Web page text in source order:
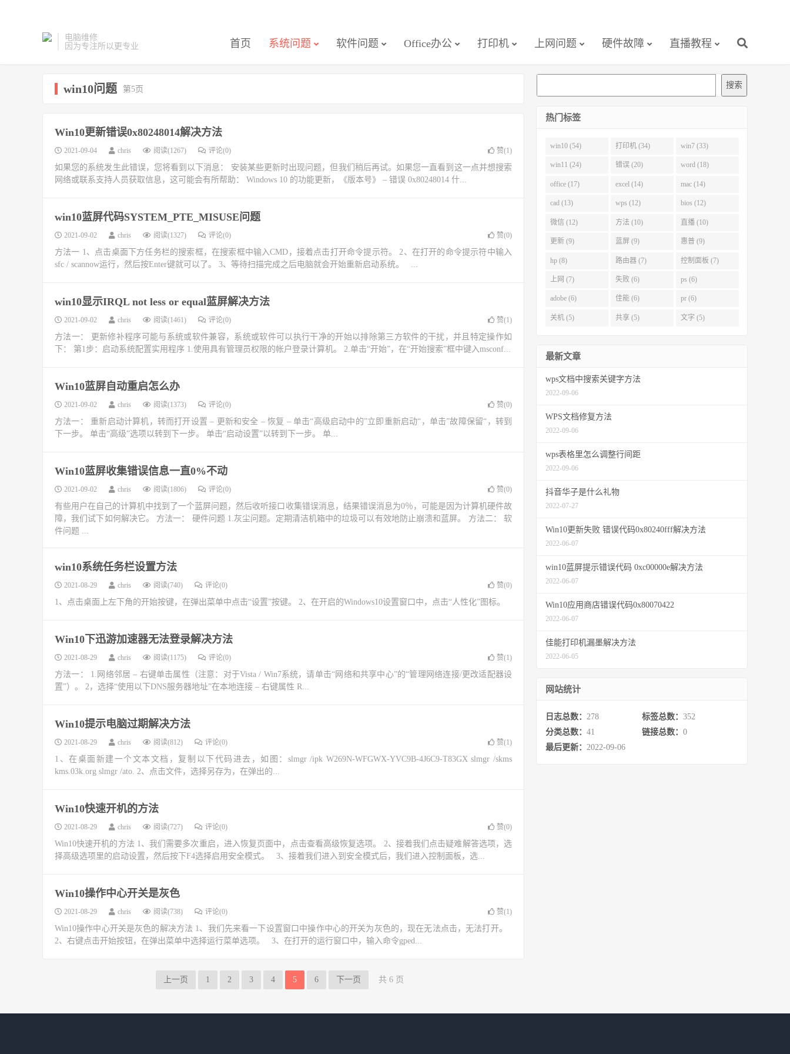
电脑维修
因为专注所以更专业
首页 系统问题 软件问题 Office办公 打印机 上网问题 硬件故障 直播教程
win10问题 第5页
Win10更新错误0x80248014解决方法
2021-09-04 chris 阅读(1267) 评论(0) 赞(1)
如果您的系统发生此错误，您将看到以下消息： 安装某些更新时出现问题，但我们稍后再试。如果您一直看到这一点并想搜索
网络或联系支持人员获取信息，这可能会有所帮助： Windows 10 的功能更新，《版本号》 – 错误 0x80248014 什...
win10蓝屏代码SYSTEM_PTE_MISUSE问题
2021-09-02 chris 阅读(1327) 评论(0) 赞(0)
方法一 1、点击桌面下方任务栏的搜索框，在搜索框中输入CMD，接着点击打开命令提示符。 2、在打开的命令提示符中输入
sfc / scannow运行，然后按Enter键就可以了。 3、等待扫描完成之后电脑就会开始重新启动系统。 ...
win10显示IRQL not less or equal蓝屏解决方法
2021-09-02 chris 阅读(1461) 评论(0) 赞(1)
方法一： 更新修补程序可能与系统或软件兼容，系统或软件可以执行干净的开始以排除第三方软件的干扰，并且特定操作如
下： 第1步：启动系统配置实用程序 1.使用具有管理员权限的帐户登录计算机。 2.单击“开始”，在“开始搜索”框中键入msconf...
Win10蓝屏自动重启怎么办
2021-09-02 chris 阅读(1373) 评论(0) 赞(0)
方法一： 重新启动计算机，转而打开设置 – 更新和安全 – 恢复 – 单击“高级启动中的”立即重新启动“，单击”故障保留“，转到
下一步。 单击“高级”选项以转到下一步。 单击“启动设置”以转到下一步。 单...
Win10蓝屏收集错误信息一直0%不动
2021-09-02 chris 阅读(1806) 评论(0) 赞(0)
有些用户在自己的计算机中找到了一个蓝屏问题，然后收听接口收集错误消息，结果错误消息为0％，可能是因为计算机硬件故
障，我们试下如何解决它。 方法一： 硬件问题 1.灰尘问题。定期清洁机箱中的垃圾可以有效地防止崩溃和蓝屏。 方法二： 软
件问题 ...
win10系统任务栏设置方法
2021-08-29 chris 阅读(740) 评论(0) 赞(0)
1、点击桌面上左下角的开始按键，在弹出菜单中点击“设置”按键。 2、在开启的Windows10设置窗口中，点击“人性化”图标。
Win10下迅游加速器无法登录解决方法
2021-08-29 chris 阅读(1175) 评论(0) 赞(1)
方法一： 1.网络邻居 – 右键单击属性（注意：对于Vista / Win7系统，请单击“网络和共享中心”的“管理网络连接/更改适配器设
置”）。 2，选择“使用以下DNS服务器地址”在本地连接 – 右键属性 R...
Win10提示电脑过期解决方法
2021-08-29 chris 阅读(812) 评论(0) 赞(1)
1、在桌面新建一个文本文档，复制以下代码进去，如图：slmgr /ipk W269N-WFGWX-YVC9B-4J6C9-T83GX slmgr /skms
kms.03k.org slmgr /ato. 2、点击文件，选择另存为，在弹出的...
Win10快速开机的方法
2021-08-29 chris 阅读(727) 评论(0) 赞(0)
Win10快速开机的方法 1、我们需要多次重启，进入恢复页面中，点击查看高级恢复选项。 2、接着我们点击疑难解答选项，选
择高级选项里的启动设置，然后按下F4选择启用安全模式。 3、接着我们进入到安全模式后，我们进入控制面板，选...
Win10操作中心开关是灰色
2021-08-29 chris 阅读(738) 评论(0) 赞(1)
Win10操作中心开关是灰色的解决方法 1、我们先来看一下设置窗口中操作中心的开关为灰色的，现在无法点击，无法打开。
2、右键点击开始按钮，在弹出菜单中选择运行菜单选项。 3、在打开的运行窗口中，输入命令gped...
上一页 1 2 3 4 5 6 下一页 共 6 页
搜索
热门标签
win10 (54) 打印机 (34) win7 (33)
win11 (24) 错误 (20) word (18)
office (17) excel (14) mac (14)
cad (13) wps (12) bios (12)
微信 (12) 方法 (10) 直播 (10)
更新 (9) 蓝屏 (9) 惠普 (9)
hp (8) 路由器 (7) 控制面板 (7)
上网 (7) 失败 (6) ps (6)
adobe (6) 佳能 (6) pr (6)
关机 (5) 共享 (5) 文字 (5)
最新文章
wps文档中搜索关键字方法
2022-09-06
WPS文档修复方法
2022-09-06
wps表格里怎么调整行间距
2022-09-06
抖音华子是什么礼物
2022-07-27
Win10更新失败 错误代码0x80240fff解决方法
2022-06-07
win10蓝屏提示错误代码 0xc00000e解决方法
2022-06-07
Win10应用商店错误代码0x80070422
2022-06-07
佳能打印机漏墨解决方法
2022-06-05
网站统计
日志总数： 278 标签总数： 352
分类总数： 41 链接总数： 0
最后更新： 2022-09-06